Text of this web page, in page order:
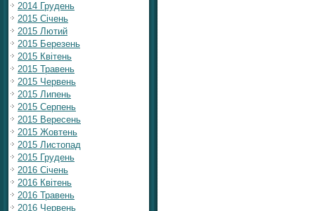
2014 Грудень
2015 Січень
2015 Лютий
2015 Березень
2015 Квітень
2015 Травень
2015 Червень
2015 Липень
2015 Серпень
2015 Вересень
2015 Жовтень
2015 Листопад
2015 Грудень
2016 Січень
2016 Квітень
2016 Травень
2016 Червень